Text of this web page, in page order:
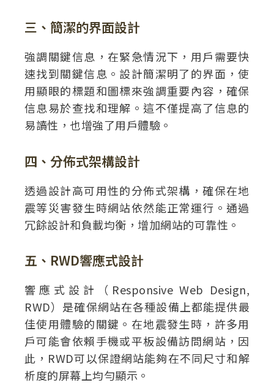
三、簡潔的界面設計
強調關鍵信息，在緊急情況下，用戶需要快
速找到關鍵信息。設計簡潔明了的界面，使
用顯眼的標題和圖標來強調重要內容，確保
信息易於查找和理解。這不僅提高了信息的
易讀性，也增強了用戶體驗。
四、分佈式架構設計
透過設計高可用性的分佈式架構，確保在地
震等災害發生時網站依然能正常運行。通過
冗餘設計和負載均衡，增加網站的可靠性。
五、RWD響應式設計
響應式設計（Responsive Web Design,
RWD）是確保網站在各種設備上都能提供最
佳使用體驗的關鍵。在地震發生時，許多用
戶可能會依賴手機或平板設備訪問網站，因
此，RWD可以保證網站能夠在不同尺寸和解
析度的屏幕上均勻顯示。